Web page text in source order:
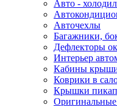
Авто -
Авточехлы
Багажники,
Дефлекторы
Интерьер
Кабины
Коврики в
Крышки
Оригинальные